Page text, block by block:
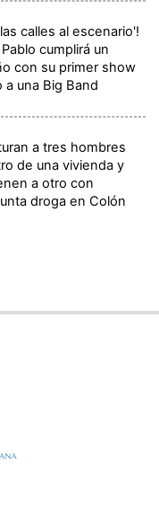
las calles al escenario'!
cumplirá un
con su primer show
a una Big Band
a tres hombres
de una vivienda y
a otro con
droga en Colón